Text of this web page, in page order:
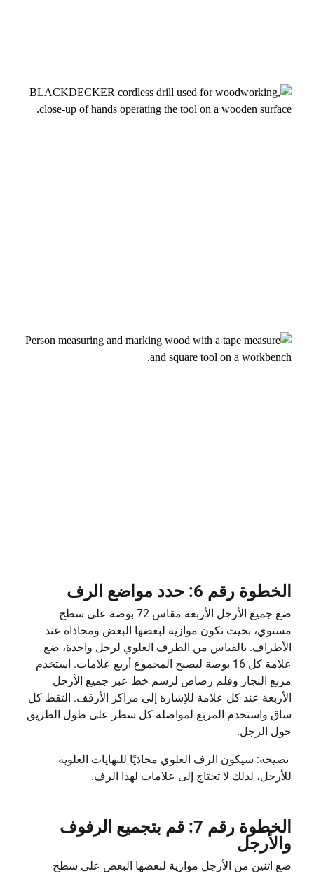
الخطوة رقم 6: حدد مواضع الرف
ضع جميع الأرجل الأربعة مقاس 72 بوصة على سطح
مستوي، بحيث تكون موازية لبعضها البعض ومحاذاة عند
الأطراف. بالقياس من الطرف العلوي لرجل واحدة، ضع
علامة كل 16 بوصة ليصبح المجموع أربع علامات. استخدم
مربع النجار وقلم رصاص لرسم خط عبر جميع الأرجل
الأربعة عند كل علامة للإشارة إلى مراكز الأرفف. التقط كل
ساق واستخدم المربع لمواصلة كل سطر على طول الطريق
حول الرجل.
نصيحة: سيكون الرف العلوي محاذيًا للنهايات العلوية
للأرجل، لذلك لا تحتاج إلى علامات لهذا الرف.
الخطوة رقم 7: قم بتجميع الرفوف
والأرجل
ضع اثنين من الأرجل موازية لبعضها البعض على سطح